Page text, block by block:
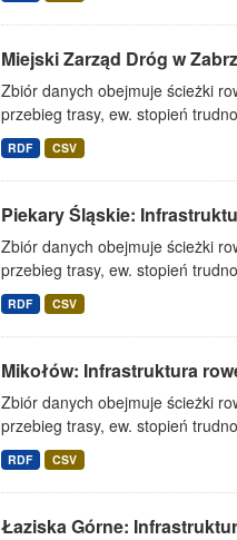
Miejski Zarząd Dróg w
Zbiór danych obejmuje ścieżki
przebieg trasy, ew. stopień
RDF CSV
Piekary Śląskie:
Zbiór danych obejmuje ścieżki
przebieg trasy, ew. stopień
RDF CSV
Mikołów: Infrastruktura
Zbiór danych obejmuje ścieżki
przebieg trasy, ew. stopień
RDF CSV
Łaziska Górne: